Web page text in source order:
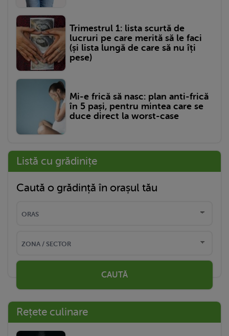
Trimestrul 1: lista scurtă de
lucruri pe care merită să le faci
(și lista lungă de care să nu îți
pese)
Mi-e frică să nasc: plan anti-frică
în 5 pași, pentru mintea care se
duce direct la worst-case
Listă cu grădinițe
Caută o grădință în orașul tău
CAUTĂ
Rețete culinare